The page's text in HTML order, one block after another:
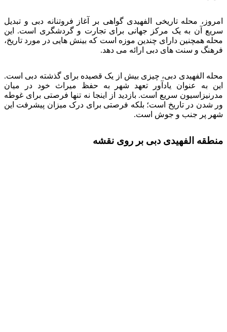
امروز، محله تاریخی الفهیدی گواهی بر آغاز فروتنانه دبی و تبدیل
سریع آن به یک مرکز جهانی برای تجارت و گردشگری است. این
محله همچنین دارای چندین موزه است که بینش هایی در مورد تاریخ،
فرهنگ و سنت های دبی ارائه می دهد.
محله الفهیدی دبی، چیزی بیش از یک قصیده برای گذشته دبی است.
این به عنوان یادآور تعهد شهر به حفظ میراث خود در میان
مدرنیزاسیون سریع است. بازدید از اینجا نه تنها فرصتی برای غوطه
ور شدن در تاریخ است؛ بلکه فرصتی برای درک میزان پیشرفت این
شهر پر جنب و جوش است.
منطقه الفهیدی دبی بر روی نقشه